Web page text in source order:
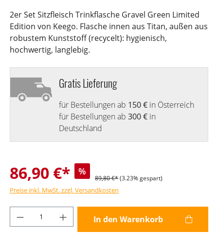
2er Set Sitzfleisch Trinkflasche Gravel Green Limited
Edition von Keego. Flasche innen aus Titan, außen aus
robustem Kunststoff (recycelt): hygienisch,
hochwertig, langlebig.
Gratis Lieferung
für Bestellungen ab 150 € in Österreich
für Bestellungen ab 300 € in
Deutschland
86,90 €* %
89,80 €*(3.23% gespart)
Preise inkl. MwSt. zzgl. Versandkosten
Produkt Anzahl: Gib den gewünschten
In den Warenkorb